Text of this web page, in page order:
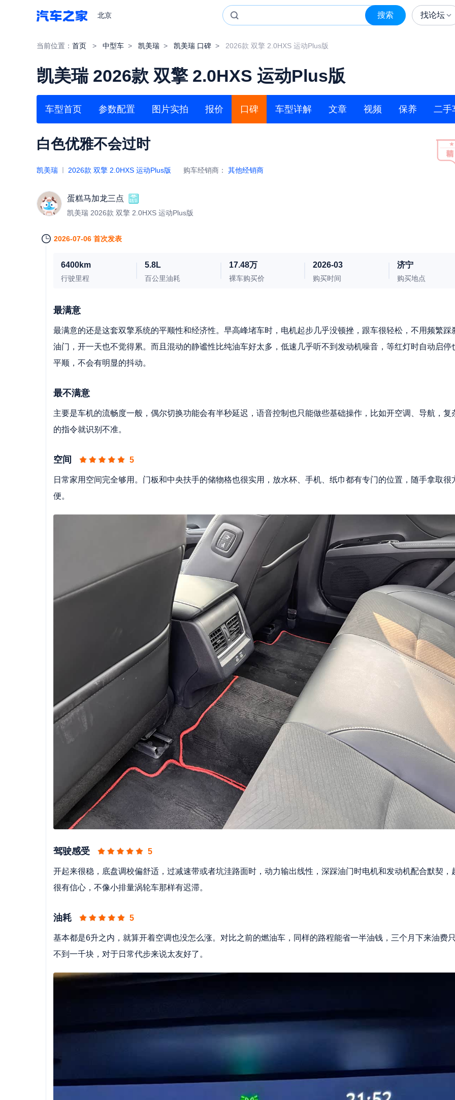
北京 搜索 找论坛
当前位置： 首页 > 中型车 > 凯美瑞 > 凯美瑞 口碑 > 2026款 双擎 2.0HXS 运动Plus版
凯美瑞 2026款 双擎 2.0HXS 运动Plus版
车型首页 参数配置 图片实拍 报价 口碑 车型详解 文章 视频 保养 二手
白色优雅不会过时
凯美瑞 2026款 双擎 2.0HXS 运动Plus版 购车经销商： 其他经销商
蛋糕马加龙三点
凯美瑞 2026款 双擎 2.0HXS 运动Plus版
2026-07-06 首次发表
6400km
行驶里程
5.8L
百公里油耗
17.48万
裸车购买价
2026-03
购买时间
济宁
购买地点
最满意
最满意的还是这套双擎系统的平顺性和经济性。早高峰堵车时，电机起步几乎没顿挫，跟车很轻松，不用频繁踩
油门，开一天也不觉得累。而且混动的静谧性比纯油车好太多，低速几乎听不到发动机噪音，等红灯时自动启停
平顺，不会有明显的抖动。
最不满意
主要是车机的流畅度一般，偶尔切换功能会有半秒延迟，语音控制也只能做些基础操作，比如开空调、导航，复
的指令就识别不准。
空间 5
日常家用空间完全够用。门板和中央扶手的储物格也很实用，放水杯、手机、纸巾都有专门的位置，随手拿取很
便。
驾驶感受 5
开起来很稳，底盘调校偏舒适，过减速带或者坑洼路面时，动力输出线性，深踩油门时电机和发动机配合默契，
很有信心，不像小排量涡轮车那样有迟滞。
油耗 5
基本都是6升之内，就算开着空调也没怎么涨。对比之前的燃油车，同样的路程能省一半油钱，三个月下来油费
不到一千块，对于日常代步来说太友好了。